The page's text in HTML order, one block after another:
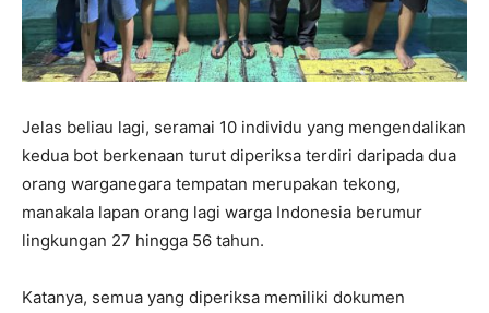
Jelas beliau lagi, seramai 10 individu yang mengendalikan
kedua bot berkenaan turut diperiksa terdiri daripada dua
orang warganegara tempatan merupakan tekong,
manakala lapan orang lagi warga Indonesia berumur
lingkungan 27 hingga 56 tahun.
Katanya, semua yang diperiksa memiliki dokumen